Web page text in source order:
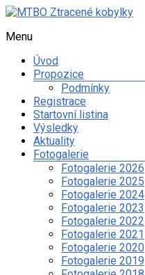
Skip
content
MTBO
Ztracené
kobylky
Web
organizaci
orientačního
závodu
sportovních
aktivitách
Menu
Úvod
Propozice
Podmínky
Registrace
Startovní listina
Výsledky
Aktuality
Fotogalerie
Fotogalerie 2026
Fotogalerie 2025
Fotogalerie 2024
Fotogalerie 2023
Fotogalerie 2022
Fotogalerie 2021
Fotogalerie 2020
Fotogalerie 2019